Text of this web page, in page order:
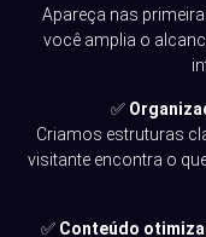
Apareça nas
você amplia o
✅
Criamos estruturas
visitante encontra o
✅ Conteúdo